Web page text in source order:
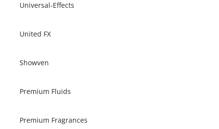
Universal-Effects
United FX
Showven
Premium Fluids
Premium Fragrances